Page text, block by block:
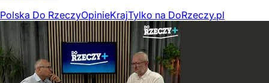
Polska Do RzeczyOpinieKrajTylko na DoRzeczy.pl